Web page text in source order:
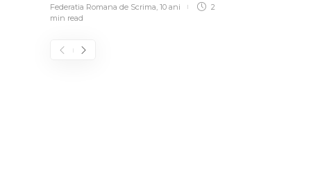
Federatia Romana de Scrima, 10 ani
2
min read